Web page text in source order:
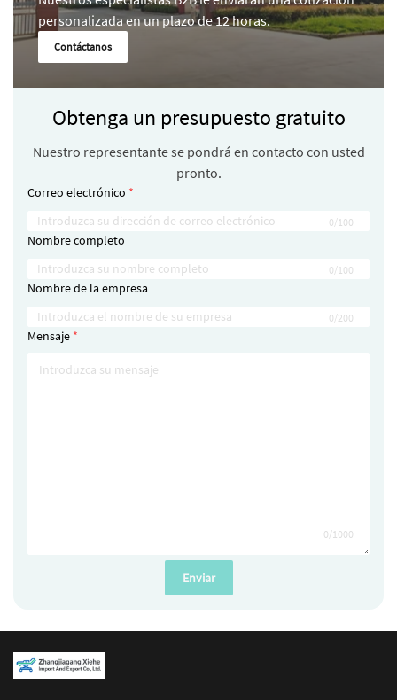
personalizada en un plazo de 12 horas.
Contáctanos
Obtenga un presupuesto gratuito
Nuestro representante se pondrá en contacto con usted
pronto.
Correo electrónico
0/100
Nombre completo
0/100
Nombre de la empresa
0/200
Mensaje
0/1000
Enviar